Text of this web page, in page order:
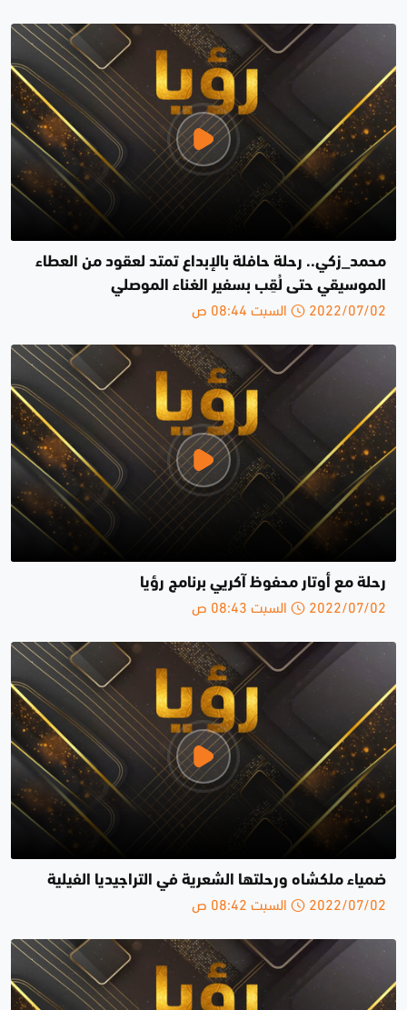
محمد_زكي.. رحلة حافلة بالإبداع تمتد لعقود من العطاء
الموسيقي حتى لُقِب بسفير الغناء الموصلي
2022/07/02 السبت 08:44 ص
رحلة مع أوتار محفوظ آكريي برنامج رؤيا
2022/07/02 السبت 08:43 ص
ضمياء ملكشاه ورحلتها الشعرية في التراجيديا الفيلية
2022/07/02 السبت 08:42 ص